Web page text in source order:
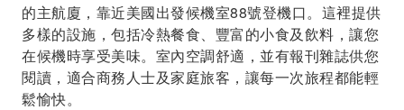
的主航廈，靠近美國出發候機室88號登機口。這裡提供
多樣的設施，包括冷熱餐食、豐富的小食及飲料，讓您
在候機時享受美味。室內空調舒適，並有報刊雜誌供您
閱讀，適合商務人士及家庭旅客，讓每一次旅程都能輕
鬆愉快。